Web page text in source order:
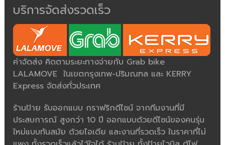
บริการจัดส่งรวดเร็ว
ค่าจัดส่ง คิดตามระยะทางจ่ายกับ Grab bike
LALAMOVE ในเขตกรุงเทพ-ปริมณฑล และ KERRY
Express จัดส่งทั่วประเทศ
ร้านป้าย รับออกแบบ กราฟริกดีไซน์ จากทีมงานที่มี
ประสบการณ์ สูงกว่า 10 ปี ออกแบบด้วยดีไซน์ของคนรุ่น
ใหม่แบบทันสมัย ด้วยไอเดีย และงานที่รวดเร็ว ในราคาที่ไม่